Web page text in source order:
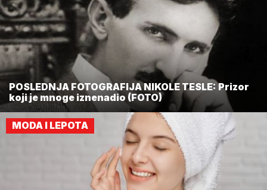
POSLEDNJA FOTOGRAFIJA NIKOLE TESLE: Prizor
koji je mnoge iznenadio (FOTO)
MODA I LEPOTA